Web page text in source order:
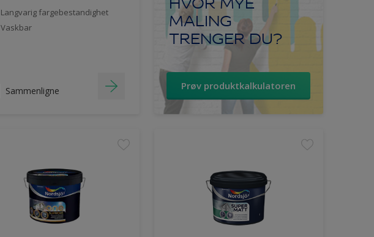
Langvarig fargebestandighet
Vaskbar
Sammenligne
MALING
TRENGER DU?
Prøv produktkalkulatoren